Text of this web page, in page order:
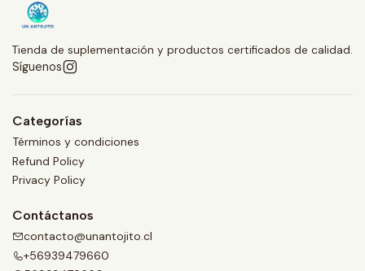
Tienda de suplementación y productos certificados de calidad.
Síguenos
Categorías
Términos y condiciones
Refund Policy
Privacy Policy
Contáctanos
contacto@unantojito.cl
+56939479660